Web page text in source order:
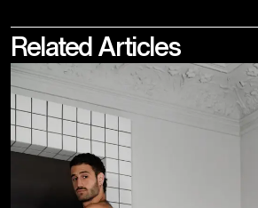
Related Articles